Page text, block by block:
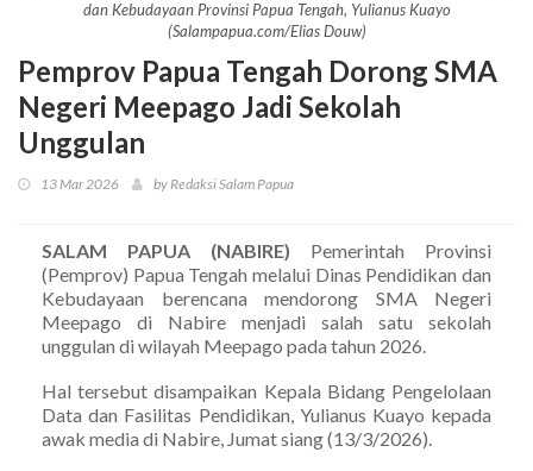
dan Kebudayaan Provinsi Papua Tengah, Yulianus Kuayo
(Salampapua.com/Elias Douw)
Pemprov Papua Tengah Dorong SMA
Negeri Meepago Jadi Sekolah
Unggulan
13 Mar 2026 by Redaksi Salam Papua
SALAM PAPUA (NABIRE) Pemerintah Provinsi
(Pemprov) Papua Tengah melalui Dinas Pendidikan dan
Kebudayaan berencana mendorong SMA Negeri
Meepago di Nabire menjadi salah satu sekolah
unggulan di wilayah Meepago pada tahun 2026.
Hal tersebut disampaikan Kepala Bidang Pengelolaan
Data dan Fasilitas Pendidikan, Yulianus Kuayo kepada
awak media di Nabire, Jumat siang (13/3/2026).